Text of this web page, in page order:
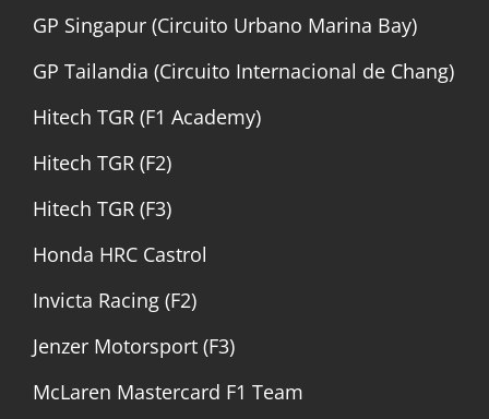
GP Singapur (Circuito Urbano Marina Bay)
GP Tailandia (Circuito Internacional de Chang)
Hitech TGR (F1 Academy)
Hitech TGR (F2)
Hitech TGR (F3)
Honda HRC Castrol
Invicta Racing (F2)
Jenzer Motorsport (F3)
McLaren Mastercard F1 Team